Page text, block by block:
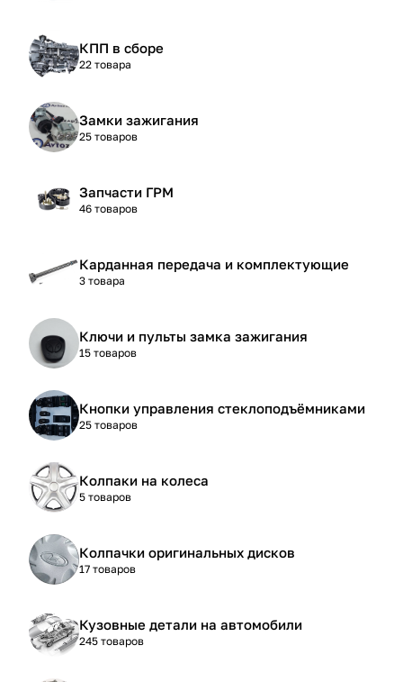
КПП в сборе
22 товара
Замки зажигания
25 товаров
Запчасти ГРМ
46 товаров
Карданная передача и комплектующие
3 товара
Ключи и пульты замка зажигания
15 товаров
Кнопки управления стеклоподъёмниками
25 товаров
Колпаки на колеса
5 товаров
Колпачки оригинальных дисков
17 товаров
Кузовные детали на автомобили
245 товаров